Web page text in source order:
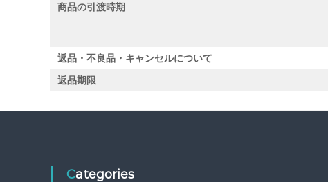
商品の引渡時期
返品・不良品・キャンセルについて
返品期限
Categories